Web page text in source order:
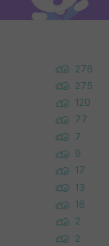
276
275
120
77
7
9
17
13
16
2
2